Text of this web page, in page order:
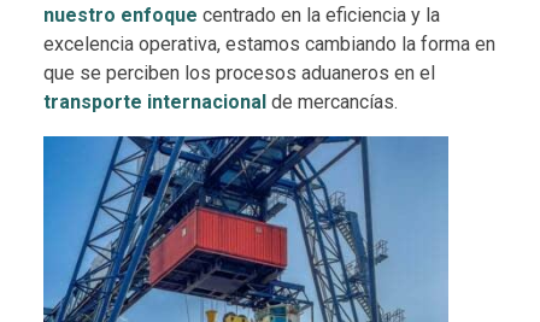
nuestro enfoque centrado en la eficiencia y la
excelencia operativa, estamos cambiando la forma en
que se perciben los procesos aduaneros en el
transporte internacional de mercancías.